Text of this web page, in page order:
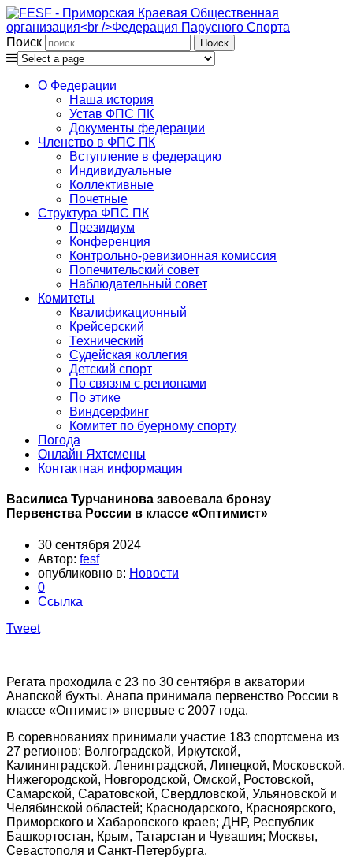
Поиск
О Федерации
Наша история
Устав ФПС ПК
Документы федерации
Членство в ФПС ПК
Вступление в федерацию
Индивидуальные
Коллективные
Почетные
Структура ФПС ПК
Президиум
Конференция
Контрольно-ревизионная комиссия
Попечительский совет
Наблюдательный совет
Комитеты
Квалификационный
Крейсерский
Технический
Судейская коллегия
Детский спорт
По связям с регионами
По этике
Виндсерфинг
Комитет по буерному спорту
Погода
Онлайн Яхтсмены
Контактная информация
Василиса Турчанинова завоевала бронзу
Первенства России в классе «Оптимист»
30 сентября 2024
Автор: fesf
опубликовно в: Новости
0
Ссылка
Tweet
Регата проходила с 23 по 30 сентября в акватории
Анапской бухты. Анапа принимала первенство России в
классе «Оптимист» впервые с 2007 года.
В соревнованиях принимали участие 183 спортсмена из
27 регионов: Волгоградской, Иркутской,
Калининградской, Ленинградской, Липецкой, Московской,
Нижегородской, Новгородской, Омской, Ростовской,
Самарской, Саратовской, Свердловской, Ульяновской и
Челябинской областей; Краснодарского, Красноярского,
Приморского и Хабаровского краев; ДНР, Республик
Башкортостан, Крым, Татарстан и Чувашия; Москвы,
Севастополя и Санкт-Петербурга.